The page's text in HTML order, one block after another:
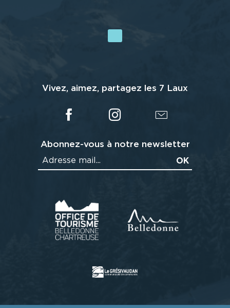
Vivez, aimez, partagez les 7 Laux
Abonnez-vous à notre newsletter